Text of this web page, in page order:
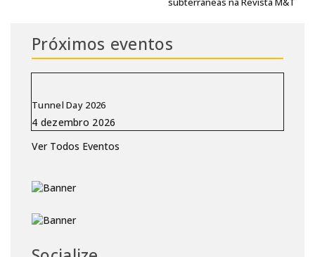
Próximos eventos
Tunnel Day 2026
Ver Todos Eventos